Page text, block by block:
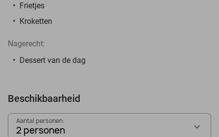
Frietjes
Kroketten
Nagerecht:
Dessert van de dag
Beschikbaarheid
Aantal personen:
2 personen